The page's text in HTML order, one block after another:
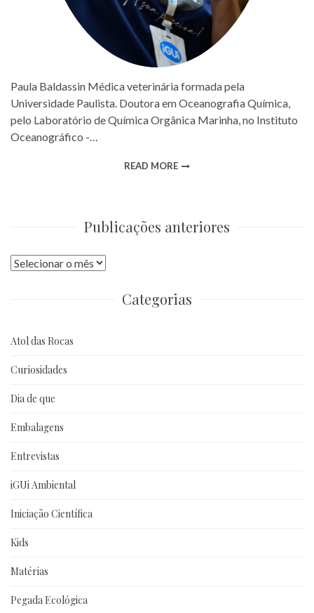
Paula Baldassin Médica veterinária formada pela
Universidade Paulista. Doutora em Oceanografia Química,
pelo Laboratório de Química Orgânica Marinha, no Instituto
Oceanográfico -…
READ MORE
Publicações anteriores
Publicações
Categorias
Atol das Rocas
Curiosidades
Dia de que
Embalagens
Entrevistas
iGUi Ambiental
Iniciação Científica
Kids
Matérias
Pegada Ecológica